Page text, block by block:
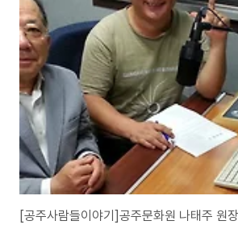
[공주사람들이야기]공주문화원 나태주 원